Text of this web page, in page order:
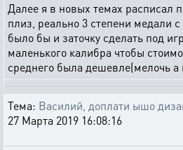
Далее я в новых темах расписал
плиз, реально 3 степени медали
было бы и заточку сделать под
маленького калибра чтобы
среднего была дешевле(мелочь а
Тема: Василий, доплати ышо
27 Марта 2019 16:08:16